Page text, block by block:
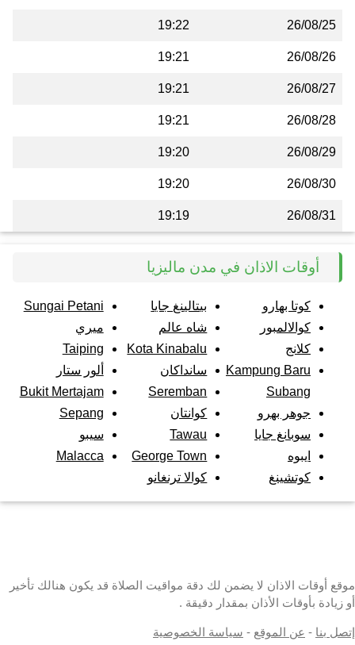
26/08/25
19:22
26/08/26
19:21
26/08/27
19:21
26/08/28
19:21
26/08/29
19:20
26/08/30
19:20
26/08/31
19:19
أوقات الاذان في مدن ماليزيا
كوتا بهارو
كوالالمبور
كلانج
Kampung Baru
Subang
جوهر بهرو
سوبانغ جايا
ايبوه
كوتشينغ
بيتالينغ جايا
شاه عالم
Kota Kinabalu
سانداكان
Seremban
كوانتان
Tawau
George Town
كوالا ترنغانو
Sungai Petani
ميري
Taiping
ألور ستار
Bukit Mertajam
Sepang
سيبو
Malacca
موقع أوقات الاذان لا يضمن لك دقة مواقيت الصلاة قد يكون هنالك تأخير
أو زيادة بأوقات الأذان بمقدار دقيقة .
إتصل بنا - عن الموقع - سياسة الخصوصية